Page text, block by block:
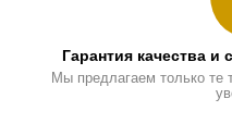
Гарантия качества
Мы предлагаем только те